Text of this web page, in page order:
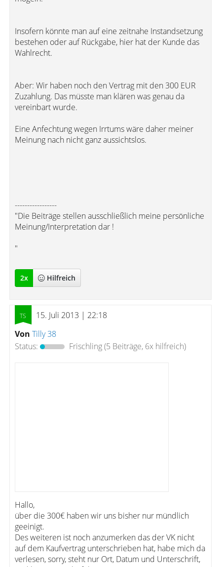
Insofern könnte man auf eine zeitnahe Instandsetzung
bestehen oder auf Rückgabe, hier hat der Kunde das
Wahlrecht.
Aber: Wir haben noch den Vertrag mit den 300 EUR
Zuzahlung. Das müsste man klären was genau da
vereinbart wurde.
Eine Anfechtung wegen Irrtums wäre daher meiner
Meinung nach nicht ganz aussichtslos.
-----------------
"Die Beiträge stellen ausschließlich meine persönliche
Meinung/Interpretation dar !
"
2x Hilfreich
15. Juli 2013 | 22:18
Von Tilly 38
Status:
Frischling(5 Beiträge, 6x hilfreich)
Hallo,
über die 300€ haben wir uns bisher nur mündlich
geeinigt.
Des weiteren ist noch anzumerken das der VK nicht
auf dem Kaufvertrag unterschrieben hat, habe mich da
verlesen, sorry, steht nur Ort, Datum und Unterschrift,